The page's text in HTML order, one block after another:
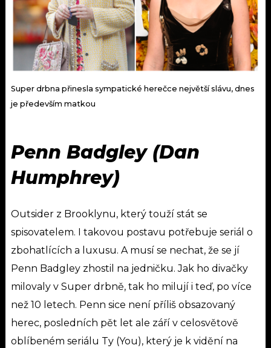
Super drbna přinesla sympatické herečce největší slávu, dnes
je především matkou
Penn Badgley (Dan
Humphrey)
Outsider z Brooklynu, který touží stát se
spisovatelem. I takovou postavu potřebuje seriál o
zbohatlících a luxusu. A musí se nechat, že se jí
Penn Badgley zhostil na jedničku.Jak ho divačky
milovaly v Super drbně, tak ho milují i teď, po více
než 10 letech. Penn sice není příliš obsazovaný
herec, posledních pět let ale září v celosvětově
oblíbeném seriálu Ty (You), který je k vidění na